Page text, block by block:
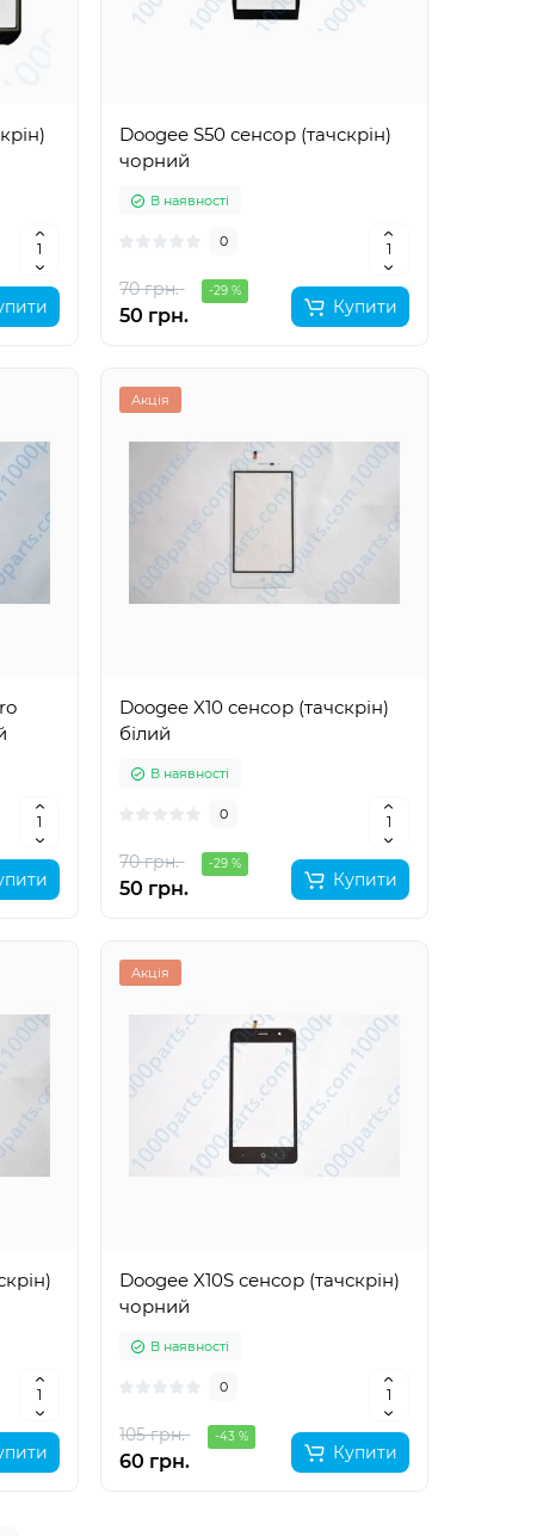
Doogee S50 сенсор (тачскрін)
чорний
В наявності
0
70 грн. -29 %
50 грн. Купити
Акція
Doogee X10 сенсор (тачскрін)
білий
В наявності
0
70 грн. -29 %
50 грн. Купити
Акція
Doogee X10S сенсор (тачскрін)
чорний
В наявності
0
105 грн. -43 %
60 грн. Купити